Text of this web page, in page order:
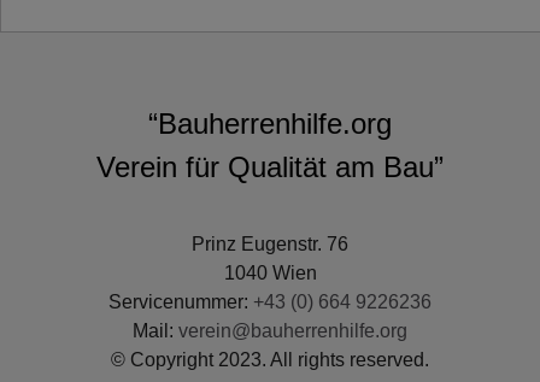
“Bauherrenhilfe.org
Verein für Qualität am Bau”
Prinz Eugenstr. 76
1040 Wien
Servicenummer: +43 (0) 664 9226236
Mail: verein@bauherrenhilfe.org
© Copyright 2023. All rights reserved.